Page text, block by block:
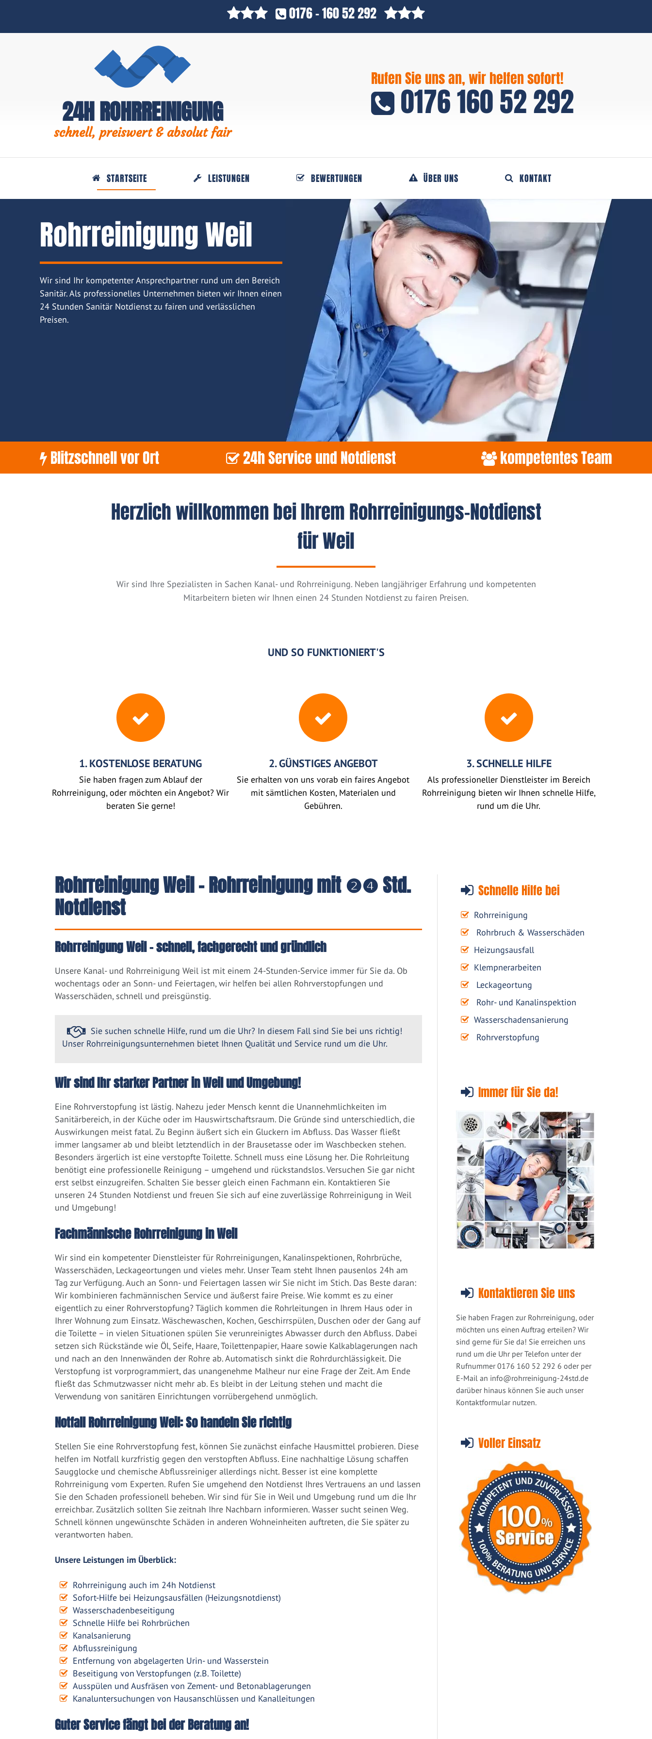
0176 - 160 52 292
Rufen Sie uns an, wir helfen sofort!
0176 160 52 292
24H ROHRREINIGUNG
schnell, preiswert & absolut fair
STARTSEITE LEISTUNGEN BEWERTUNGEN ÜBER UNS KONTAKT
Rohrreinigung Weil
Wir sind Ihr kompetenter Ansprechpartner rund um den Bereich
Sanitär. Als professionelles Unternehmen bieten wir Ihnen einen
24 Stunden Sanitär Notdienst zu fairen und verlässlichen
Preisen.
Blitzschnell vor Ort 24h Service und Notdienst kompetentes Team
Herzlich willkommen bei Ihrem Rohrreinigungs-Notdienst
für Weil
Wir sind Ihre Spezialisten in Sachen Kanal- und Rohrreinigung. Neben langjähriger Erfahrung und kompetenten
Mitarbeitern bieten wir Ihnen einen 24 Stunden Notdienst zu fairen Preisen.
UND SO FUNKTIONIERT'S
1. KOSTENLOSE BERATUNG
Sie haben fragen zum Ablauf der
Rohrreinigung, oder möchten ein Angebot? Wir
beraten Sie gerne!
2. GÜNSTIGES ANGEBOT
Sie erhalten von uns vorab ein faires Angebot
mit sämtlichen Kosten, Materialen und
Gebühren.
3. SCHNELLE HILFE
Als professioneller Dienstleister im Bereich
Rohrreinigung bieten wir Ihnen schnelle Hilfe,
rund um die Uhr.
Schnelle Hilfe bei
Rohrreinigung
Rohrbruch & Wasserschäden
Heizungsausfall
Klempnerarbeiten
Leckageortung
Rohr- und Kanalinspektion
Wasserschadensanierung
Rohrverstopfung
Immer für Sie da!
Kontaktieren Sie uns
Sie haben Fragen zur Rohrreinigung, oder
möchten uns einen Auftrag erteilen? Wir
sind gerne für Sie da! Sie erreichen uns
rund um die Uhr per Telefon unter der
Rufnummer 0176 160 52 292 6 oder per
E-Mail an info@rohrreinigung-24std.de
darüber hinaus können Sie auch unser
Kontaktformular nutzen.
Rohrreinigung Weil - Rohrreinigung mit ❷❹ Std.
Notdienst
Rohrreinigung Weil – schnell, fachgerecht und gründlich
Unsere Kanal- und Rohrreinigung Weil ist mit einem 24-Stunden-Service immer für Sie da. Ob
wochentags oder an Sonn- und Feiertagen, wir helfen bei allen Rohrverstopfungen und
Wasserschäden, schnell und preisgünstig.
Sie suchen schnelle Hilfe, rund um die Uhr? In diesem Fall sind Sie bei uns richtig!
Unser Rohrreinigungsunternehmen bietet Ihnen Qualität und Service rund um die Uhr.
Wir sind Ihr starker Partner in Weil und Umgebung!
Eine Rohrverstopfung ist lästig. Nahezu jeder Mensch kennt die Unannehmlichkeiten im
Sanitärbereich, in der Küche oder im Hauswirtschaftsraum. Die Gründe sind unterschiedlich, die
Auswirkungen meist fatal. Zu Beginn äußert sich ein Gluckern im Abfluss. Das Wasser fließt
immer langsamer ab und bleibt letztendlich in der Brausetasse oder im Waschbecken stehen.
Besonders ärgerlich ist eine verstopfte Toilette. Schnell muss eine Lösung her. Die Rohrleitung
benötigt eine professionelle Reinigung – umgehend und rückstandslos. Versuchen Sie gar nicht
erst selbst einzugreifen. Schalten Sie besser gleich einen Fachmann ein. Kontaktieren Sie
unseren 24 Stunden Notdienst und freuen Sie sich auf eine zuverlässige Rohrreinigung in Weil
und Umgebung!
Fachmännische Rohrreinigung in Weil
Wir sind ein kompetenter Dienstleister für Rohrreinigungen, Kanalinspektionen, Rohrbrüche,
Wasserschäden, Leckageortungen und vieles mehr. Unser Team steht Ihnen pausenlos 24h am
Tag zur Verfügung. Auch an Sonn- und Feiertagen lassen wir Sie nicht im Stich. Das Beste daran:
Wir kombinieren fachmännischen Service und äußerst faire Preise. Wie kommt es zu einer
eigentlich zu einer Rohrverstopfung? Täglich kommen die Rohrleitungen in Ihrem Haus oder in
Ihrer Wohnung zum Einsatz. Wäschewaschen, Kochen, Geschirrspülen, Duschen oder der Gang auf
die Toilette – in vielen Situationen spülen Sie verunreinigtes Abwasser durch den Abfluss. Dabei
setzen sich Rückstände wie Öl, Seife, Haare, Toilettenpapier, Haare sowie Kalkablagerungen nach
und nach an den Innenwänden der Rohre ab. Automatisch sinkt die Rohrdurchlässigkeit. Die
Verstopfung ist vorprogrammiert, das unangenehme Malheur nur eine Frage der Zeit. Am Ende
fließt das Schmutzwasser nicht mehr ab. Es bleibt in der Leitung stehen und macht die
Verwendung von sanitären Einrichtungen vorrübergehend unmöglich.
Notfall Rohrreinigung Weil: So handeln Sie richtig
Stellen Sie eine Rohrverstopfung fest, können Sie zunächst einfache Hausmittel probieren. Diese
helfen im Notfall kurzfristig gegen den verstopften Abfluss. Eine nachhaltige Lösung schaffen
Saugglocke und chemische Abflussreiniger allerdings nicht. Besser ist eine komplette
Rohrreinigung vom Experten. Rufen Sie umgehend den Notdienst Ihres Vertrauens an und lassen
Sie den Schaden professionell beheben. Wir sind für Sie in Weil und Umgebung rund um die Ihr
erreichbar. Zusätzlich sollten Sie zeitnah Ihre Nachbarn informieren. Wasser sucht seinen Weg.
Schnell können ungewünschte Schäden in anderen Wohneinheiten auftreten, die Sie später zu
verantworten haben.
Unsere Leistungen im Überblick:
Rohrreinigung auch im 24h Notdienst
Sofort-Hilfe bei Heizungsausfällen (Heizungsnotdienst)
Wasserschadenbeseitigung
Schnelle Hilfe bei Rohrbrüchen
Kanalsanierung
Abflussreinigung
Entfernung von abgelagerten Urin- und Wasserstein
Beseitigung von Verstopfungen (z.B. Toilette)
Ausspülen und Ausfräsen von Zement- und Betonablagerungen
Kanaluntersuchungen von Hausanschlüssen und Kanalleitungen
Guter Service fängt bei der Beratung an!
Voller Einsatz